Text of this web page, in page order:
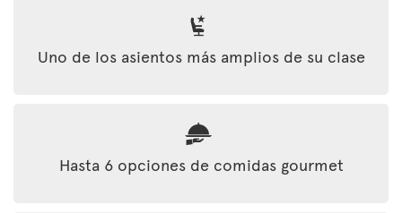
Uno de los asientos más amplios de su clase
Hasta 6 opciones de comidas gourmet